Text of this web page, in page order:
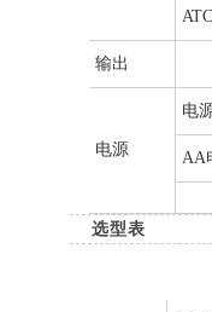
输出
电源
电
AA
选型表